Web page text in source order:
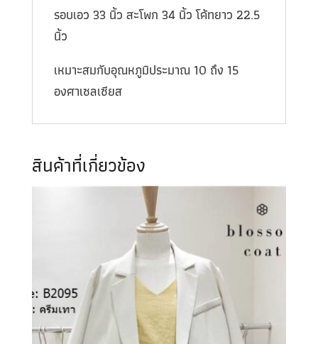
รอบเอว 33 นิ้ว สะโพก 34 นิ้ว โค้ทยาว 22.5
นิ้ว
เหมาะสมกับอุณหภูมิประมาณ 10 ถึง 15
องศาเซลเซียส
สินค้าที่เกี่ยวข้อง